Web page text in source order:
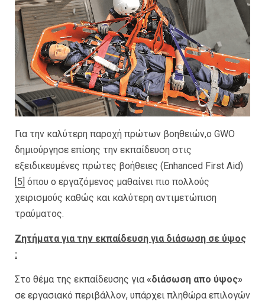
Για την καλύτερη παροχή πρώτων βοηθειών,ο GWO
δημιούργησε επίσης την εκπαίδευση στις
εξειδικευμένες πρώτες βοήθειες (Enhanced First Aid)
[5] όπου ο εργαζόμενος μαθαίνει πιο πολλούς
χειρισμούς καθώς και καλύτερη αντιμετώπιση
τραύματος.
Ζητήματα για την εκπαίδευση για διάσωση σε ύψος
:
Στο θέμα της εκπαίδευσης για «διάσωση απο ύψος»
σε εργασιακό περιβάλλον, υπάρχει πληθώρα επιλογών